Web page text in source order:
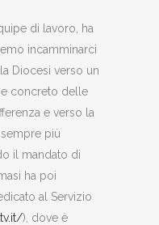
di lavoro, ha
incamminarci
Diocesi verso un
concreto delle
e verso la
più
il mandato di
ha poi
al Servizio
), dove è